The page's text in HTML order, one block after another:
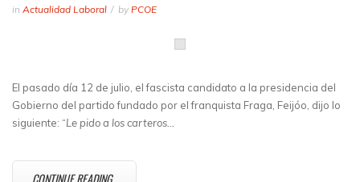
in Actualidad Laboral by PCOE
El pasado día 12 de julio, el fascista candidato a la presidencia del
Gobierno del partido fundado por el franquista Fraga, Feijóo, dijo lo
siguiente: “Le pido a los carteros…
CONTINUE READING..